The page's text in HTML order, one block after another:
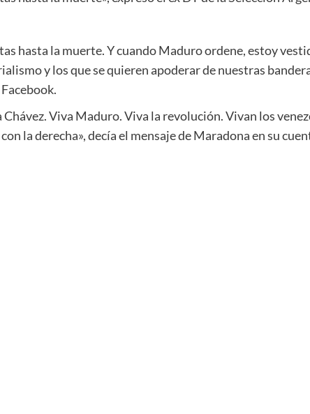
hasta la muerte. Y cuando Maduro ordene, estoy
y los que se quieren apoderar de nuestras
Chávez. Viva Maduro. Viva la revolución. Vivan los
la derecha», decía el mensaje de Maradona en su